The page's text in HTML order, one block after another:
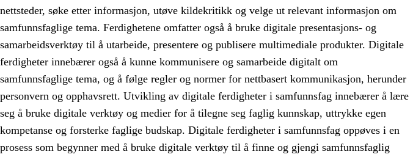
nettsteder, søke etter informasjon, utøve kildekritikk og velge ut relevant informasjon om
samfunnsfaglige tema. Ferdighetene omfatter også å bruke digitale presentasjons- og
samarbeidsverktøy til å utarbeide, presentere og publisere multimediale produkter. Digitale
ferdigheter innebærer også å kunne kommunisere og samarbeide digitalt om
samfunnsfaglige tema, og å følge regler og normer for nettbasert kommunikasjon, herunder
personvern og opphavsrett. Utvikling av digitale ferdigheter i samfunnsfag innebærer å lære
seg å bruke digitale verktøy og medier for å tilegne seg faglig kunnskap, uttrykke egen
kompetanse og forsterke faglige budskap. Digitale ferdigheter i samfunnsfag oppøves i en
prosess som begynner med å bruke digitale verktøy til å finne og gjengi samfunnsfaglig